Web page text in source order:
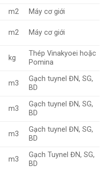
m2
Máy cơ giới
m2 Máy cơ giới
kg
Thép Vinakyoei hoặc
Pomina
m3
Gạch tuynel ĐN, SG,
BD
m3
Gạch tuynel ĐN, SG,
BD
m3
Gạch tuynel ĐN, SG,
BD
m3
Gạch Tuynel ĐN, SG,
BD